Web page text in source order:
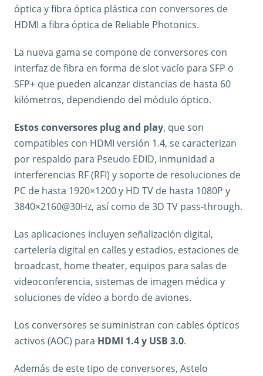
óptica y fibra óptica plástica con conversores de
HDMI a fibra óptica de Reliable Photonics.
La nueva gama se compone de conversores con
interfaz de fibra en forma de slot vacío para SFP o
SFP+ que pueden alcanzar distancias de hasta 60
kilómetros, dependiendo del módulo óptico.
Estos conversores plug and play, que son
compatibles con HDMI versión 1.4, se caracterizan
por respaldo para Pseudo EDID, inmunidad a
interferencias RF (RFI) y soporte de resoluciones de
PC de hasta 1920×1200 y HD TV de hasta 1080P y
3840×2160@30Hz, así como de 3D TV pass-through.
Las aplicaciones incluyen señalización digital,
cartelería digital en calles y estadios, estaciones de
broadcast, home theater, equipos para salas de
videoconferencia, sistemas de imagen médica y
soluciones de vídeo a bordo de aviones.
Los conversores se suministran con cables ópticos
activos (AOC) para HDMI 1.4 y USB 3.0.
Además de este tipo de conversores, Astelo